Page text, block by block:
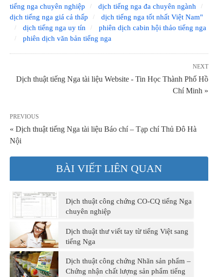
tiếng nga chuyên nghiệp
dịch tiếng nga đa chuyên ngành
dịch tiếng nga giá cả thấp
dịch tiếng nga tốt nhất Việt Nam"
dịch tiếng nga uy tín
phiên dịch cabin hội thảo tiếng nga
phiên dịch văn bản tiếng nga
NEXT
Dịch thuật tiếng Nga tài liệu Website - Tin Học Thành Phố Hồ
Chí Minh »
PREVIOUS
« Dịch thuật tiếng Nga tài liệu Báo chí – Tạp chí Thủ Đô Hà
Nội
BÀI VIẾT LIÊN QUAN
Dịch thuật công chứng CO-CQ tiếng Nga
chuyên nghiệp
Dịch thuật thư viết tay từ tiếng Việt sang
tiếng Nga
Dịch thuật công chứng Nhãn sản phẩm –
Chứng nhận chất lượng sản phẩm tiếng